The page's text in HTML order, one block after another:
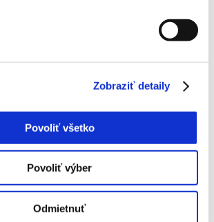
Zobraziť detaily
Povoliť všetko
Povoliť výber
Odmietnuť